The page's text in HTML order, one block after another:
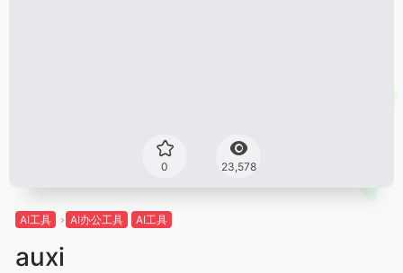
0 23,578
AI工具 AI办公工具 AI工具
auxi